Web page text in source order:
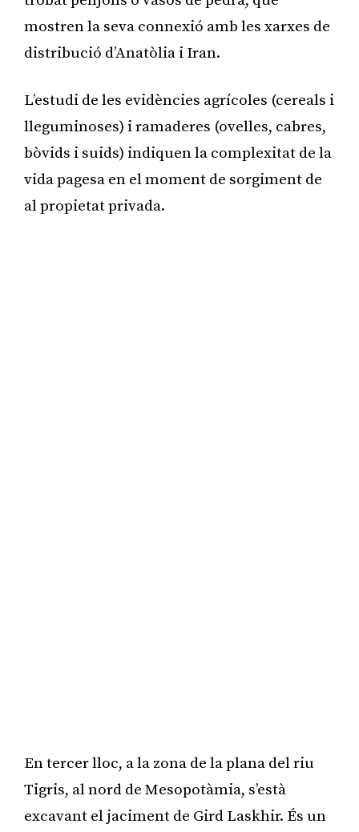
mostren la seva connexió amb les xarxes de
distribució d’Anatòlia i Iran.
L’estudi de les evidències agrícoles (cereals i
lleguminoses) i ramaderes (ovelles, cabres,
bòvids i suids) indiquen la complexitat de la
vida pagesa en el moment de sorgiment de
al propietat privada.
En tercer lloc, a la zona de la plana del riu
Tigris, al nord de Mesopotàmia, s’està
excavant el jaciment de Gird Laskhir. És un